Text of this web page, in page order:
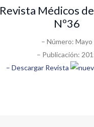
Revista Médicos
Nº36
– Número: Mayo
– Publicación:
– Descargar Revista